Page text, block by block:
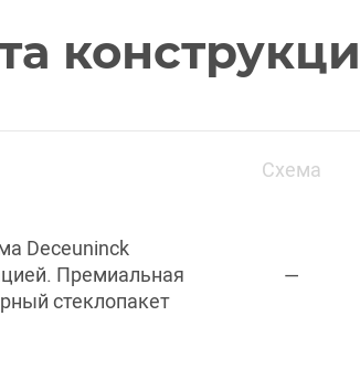
Схема
Deceuninck
Премиальная
стеклопакет
—